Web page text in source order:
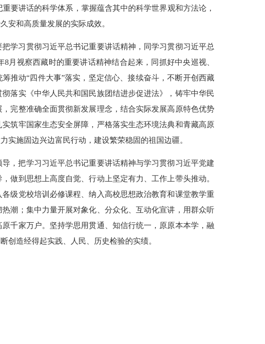
要讲话的科学体系，掌握蕴含其中的科学世界观和方法论，
安和高质量发展的实际成效。
学习贯彻习近平总书记重要讲话精神，同学习贯彻习近平总
月视察西藏时的重要讲话精神结合起来，同抓好中央巡视、
推动“四件大事”落实，坚定信心、接续奋斗，不断开创西藏
落实《中华人民共和国民族团结进步促进法》，铸牢中华民
完整准确全面贯彻新发展理念，结合实际发展高原特色优势
筑牢国家生态安全屏障，严格落实生态环境法典和青藏高原
施固边兴边富民行动，建设繁荣稳固的祖国边疆。
，把学习习近平总书记重要讲话精神与学习贯彻习近平党建
做到思想上高度自觉、行动上坚定有力、工作上带头推动。
级党校培训必修课程、纳入高校思想政治教育和课堂教学重
潮；集中力量开展对象化、分众化、互动化宣讲，用群众听
千家万户。坚持学思用贯通、知信行统一，原原本本学，融
创造经得起实践、人民、历史检验的实绩。